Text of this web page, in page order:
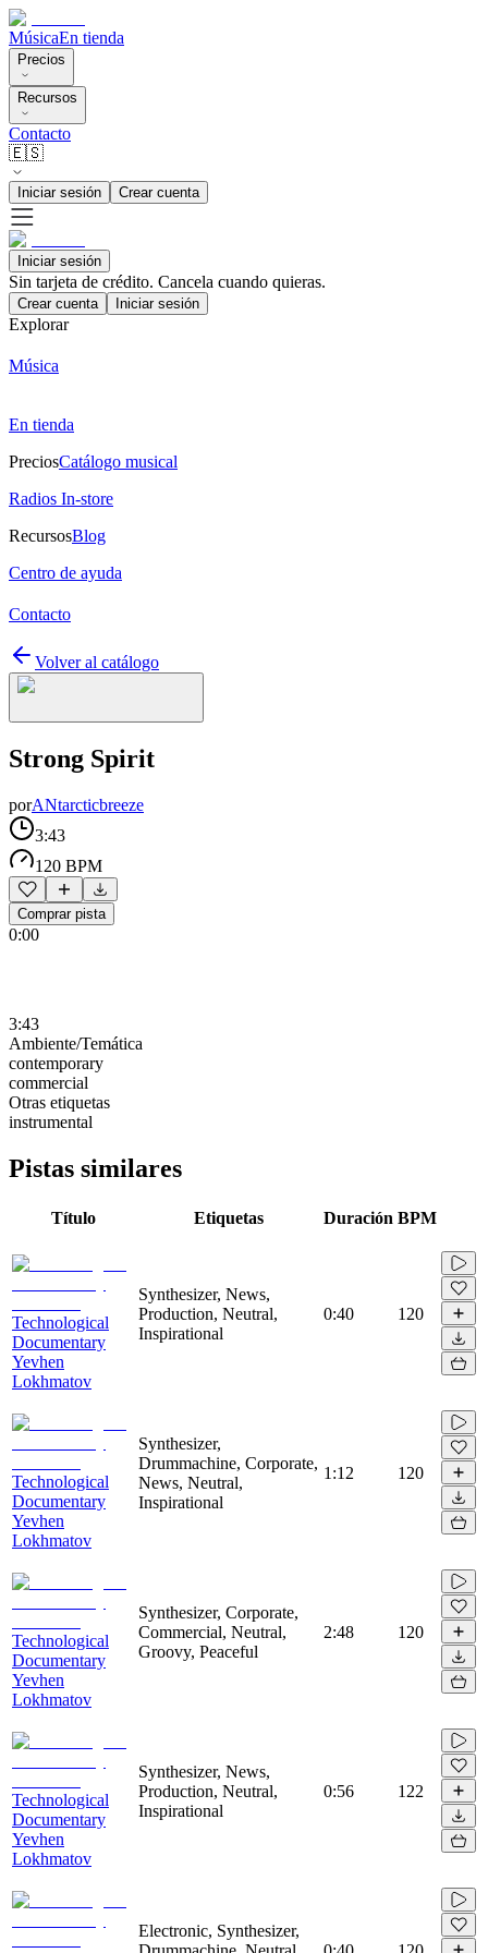
MúsicaEn tienda
Precios
Recursos
Contacto
🇪🇸
Iniciar sesión Crear cuenta
Iniciar sesión
Sin tarjeta de crédito. Cancela cuando quieras.
Crear cuenta Iniciar sesión
Explorar
Música
En tienda
PreciosCatálogo musical
Radios In-store
RecursosBlog
Centro de ayuda
Contacto
Volver al catálogo
Strong Spirit
porANtarcticbreeze
3:43
120 BPM
Comprar pista
0:00
3:43
Ambiente/Temática
contemporary
commercial
Otras etiquetas
instrumental
Pistas similares
Título Etiquetas Duración BPM
Technological
Documentary
Yevhen
Lokhmatov
Synthesizer, News,
Production, Neutral,
Inspirational
0:40 120
Technological
Documentary
Yevhen
Lokhmatov
Synthesizer,
Drummachine, Corporate,
News, Neutral,
Inspirational
1:12 120
Technological
Documentary
Yevhen
Lokhmatov
Synthesizer, Corporate,
Commercial, Neutral,
Groovy, Peaceful
2:48 120
Technological
Documentary
Yevhen
Lokhmatov
Synthesizer, News,
Production, Neutral,
Inspirational
0:56 122
Electronic, Synthesizer,